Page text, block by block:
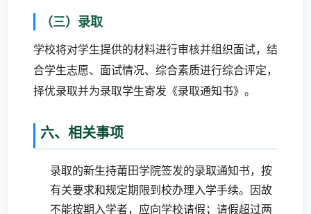
（三）录取
学校将对学生提供的材料进行审核并组织面试，结
合学生志愿、面试情况、综合素质进行综合评定，
择优录取并为录取学生寄发《录取通知书》。
六、相关事项
录取的新生持莆田学院签发的录取通知书，按
有关要求和规定期限到校办理入学手续。因故
不能按期入学者，应向学校请假；请假超过两